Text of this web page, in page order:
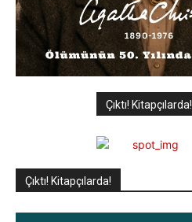
Çıktı! Kitapçılarda!
Çıktı! Kitapçılarda!